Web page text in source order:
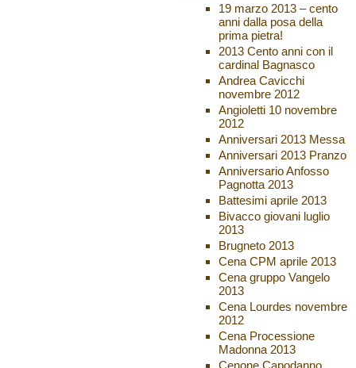
19 marzo 2013 – cento
anni dalla posa della
prima pietra!
2013 Cento anni con il
cardinal Bagnasco
Andrea Cavicchi
novembre 2012
Angioletti 10 novembre
2012
Anniversari 2013 Messa
Anniversari 2013 Pranzo
Anniversario Anfosso
Pagnotta 2013
Battesimi aprile 2013
Bivacco giovani luglio
2013
Brugneto 2013
Cena CPM aprile 2013
Cena gruppo Vangelo
2013
Cena Lourdes novembre
2012
Cena Processione
Madonna 2013